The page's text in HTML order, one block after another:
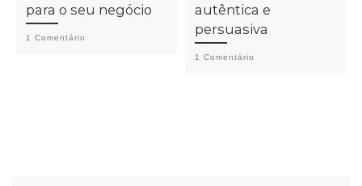
para o seu negócio
1 Comentário
autêntica e
persuasiva
1 Comentário